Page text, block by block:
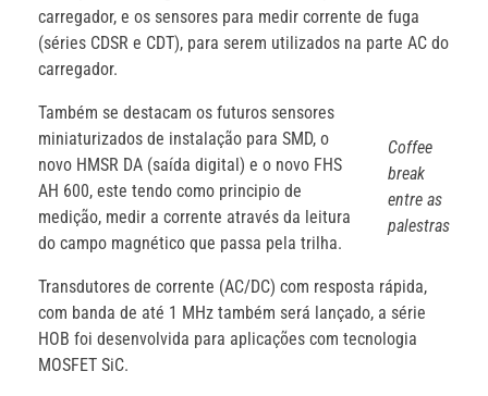
carregador, e os sensores para medir corrente de fuga
(séries CDSR e CDT), para serem utilizados na parte AC do
carregador.
Coffee
break
entre as
palestras
Também se destacam os futuros sensores
miniaturizados de instalação para SMD, o
novo HMSR DA (saída digital) e o novo FHS
AH 600, este tendo como principio de
medição, medir a corrente através da leitura
do campo magnético que passa pela trilha.
Transdutores de corrente (AC/DC) com resposta rápida,
com banda de até 1 MHz também será lançado, a série
HOB foi desenvolvida para aplicações com tecnologia
MOSFET SiC.